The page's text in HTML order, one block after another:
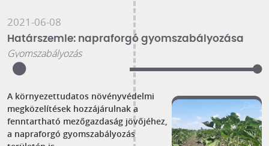
2021-06-08
Határszemle: napraforgó gyomszabályozása
Gyomszabályozás
A környezettudatos növényvédelmi
megközelítések hozzájárulnak a
fenntartható mezőgazdaság jövőjéhez,
a napraforgó gyomszabályozás